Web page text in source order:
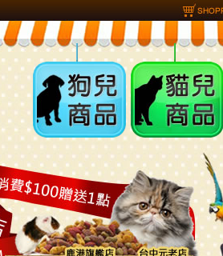
狗兒商品 貓兒商品